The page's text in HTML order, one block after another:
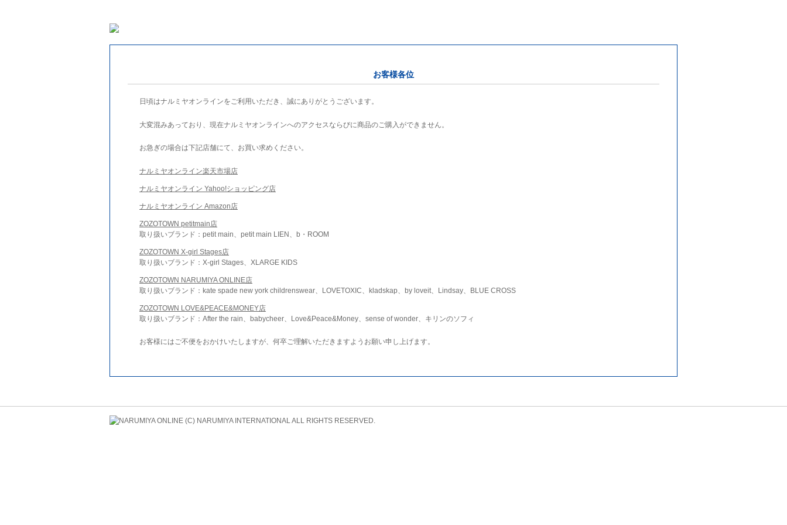
お客様各位
日頃はナルミヤオンラインをご利用いただき、誠にありがとうございます。
大変混みあっており、現在ナルミヤオンラインへのアクセスならびに商品のご購入ができません。
お急ぎの場合は下記店舗にて、お買い求めください。
ナルミヤオンライン楽天市場店
ナルミヤオンライン Yahoo!ショッピング店
ナルミヤオンライン Amazon店
ZOZOTOWN petitmain店
取り扱いブランド：petit main、petit main LIEN、b・ROOM
ZOZOTOWN X-girl Stages店
取り扱いブランド：X-girl Stages、XLARGE KIDS
ZOZOTOWN NARUMIYA ONLINE店
取り扱いブランド：kate spade new york childrenswear、LOVETOXIC、kladskap、by loveit、Lindsay、BLUE CROSS
ZOZOTOWN LOVE&PEACE&MONEY店
取り扱いブランド：After the rain、babycheer、Love&Peace&Money、sense of wonder、キリンのソフィ
お客様にはご不便をおかけいたしますが、何卒ご理解いただきますようお願い申し上げます。